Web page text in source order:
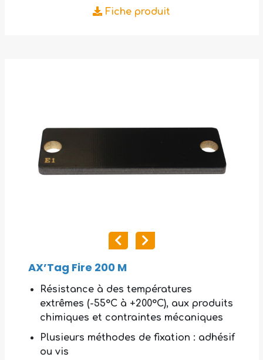
Fiche produit
AX’Tag Fire 200 M
Résistance à des températures
extrêmes (-55°C à +200°C), aux produits
chimiques et contraintes mécaniques
Plusieurs méthodes de fixation : adhésif
ou vis